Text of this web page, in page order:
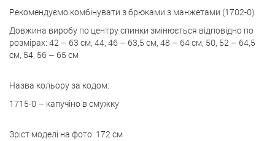
Рекомендуємо комбінувати з брюками з манжетами (1702-0)
Довжина виробу по центру спинки змінюється відповідно по
розмірах: 42 – 63 см, 44, 46 – 63,5 см, 48 – 64 см, 50, 52 – 64,5
см, 54, 56 – 65 см
Назва кольору за кодом:
1715-0 – капучіно в смужку
Зріст моделі на фото: 172 см